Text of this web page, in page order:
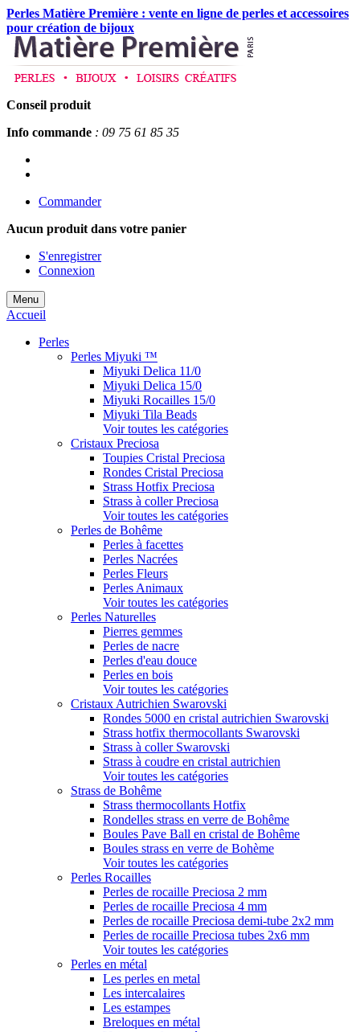
Perles Matière Première : vente en ligne de perles et accessoires
pour création de bijoux
Conseil produit
Info commande : 09 75 61 85 35
Commander
Aucun produit dans votre panier
S'enregistrer
Connexion
Menu
Accueil
Perles
Perles Miyuki ™
Miyuki Delica 11/0
Miyuki Delica 15/0
Miyuki Rocailles 15/0
Miyuki Tila Beads
Voir toutes les catégories
Cristaux Preciosa
Toupies Cristal Preciosa
Rondes Cristal Preciosa
Strass Hotfix Preciosa
Strass à coller Preciosa
Voir toutes les catégories
Perles de Bohême
Perles à facettes
Perles Nacrées
Perles Fleurs
Perles Animaux
Voir toutes les catégories
Perles Naturelles
Pierres gemmes
Perles de nacre
Perles d'eau douce
Perles en bois
Voir toutes les catégories
Cristaux Autrichien Swarovski
Rondes 5000 en cristal autrichien Swarovski
Strass hotfix thermocollants Swarovski
Strass à coller Swarovski
Strass à coudre en cristal autrichien
Voir toutes les catégories
Strass de Bohême
Strass thermocollants Hotfix
Rondelles strass en verre de Bohême
Boules Pave Ball en cristal de Bohême
Boules strass en verre de Bohème
Voir toutes les catégories
Perles Rocailles
Perles de rocaille Preciosa 2 mm
Perles de rocaille Preciosa 4 mm
Perles de rocaille Preciosa demi-tube 2x2 mm
Perles de rocaille Preciosa tubes 2x6 mm
Voir toutes les catégories
Perles en métal
Les perles en metal
Les intercalaires
Les estampes
Breloques en métal